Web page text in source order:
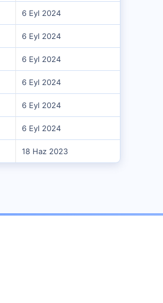
6 Eyl 2024
6 Eyl 2024
6 Eyl 2024
6 Eyl 2024
6 Eyl 2024
6 Eyl 2024
18 Haz 2023